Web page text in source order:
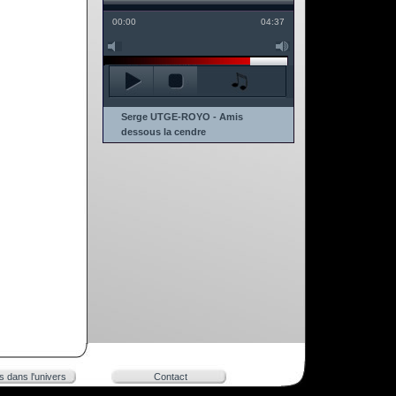
00:00 04:37
Serge UTGE-ROYO - Amis
dessous la cendre
dans l'univers Contact